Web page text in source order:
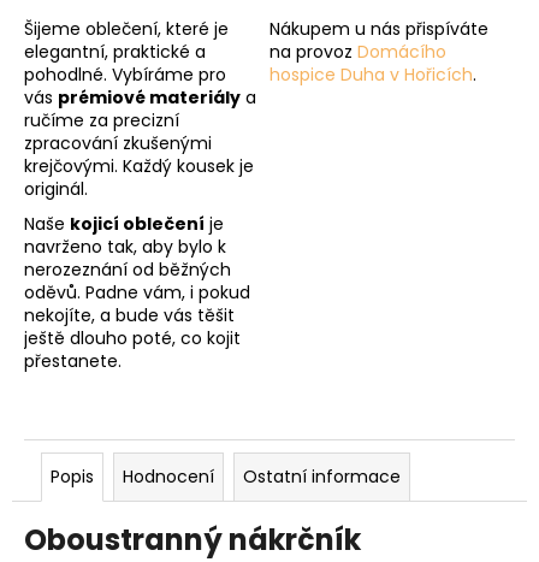
Šijeme oblečení, které je
elegantní, praktické a
pohodlné. Vybíráme pro
vás prémiové materiály a
ručíme za precizní
zpracování zkušenými
krejčovými. Každý kousek je
originál.
Naše kojicí oblečení je
navrženo tak, aby bylo k
nerozeznání od běžných
oděvů. Padne vám, i pokud
nekojíte, a bude vás těšit
ještě dlouho poté, co kojit
přestanete.
Nákupem u nás přispíváte
na provoz Domácího
hospice Duha v Hořicích.
Popis Hodnocení Ostatní informace
Oboustranný nákrčník